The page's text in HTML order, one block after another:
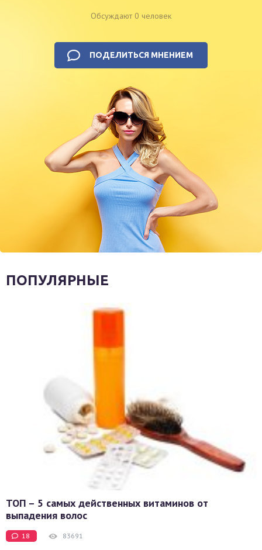
Обсуждают 0 человек
ПОДЕЛИТЬСЯ МНЕНИЕМ
ПОПУЛЯРНЫЕ
ТОП – 5 самых действенных витаминов от
выпадения волос
18 83691